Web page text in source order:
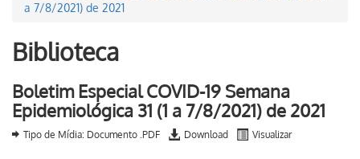
a 7/8/2021) de 2021
Biblioteca
Boletim Especial COVID-19 Semana
Epidemiológica 31 (1 a 7/8/2021) de 2021
Tipo de Mídia: Documento .PDF Download Visualizar